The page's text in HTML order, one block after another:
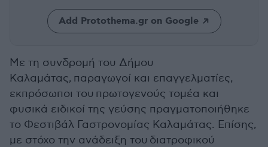
Add Protothema.gr on Google
Με τη συνδρομή του Δήμου
Καλαμάτας, παραγωγοί και επαγγελματίες,
εκπρόσωποι του πρωτογενούς τομέα και
φυσικά ειδικοί της γεύσης πραγματοποιήθηκε
το Φεστιβάλ Γαστρονομίας Καλαμάτας. Επίσης,
με στόχο την ανάδειξη του διατροφικού